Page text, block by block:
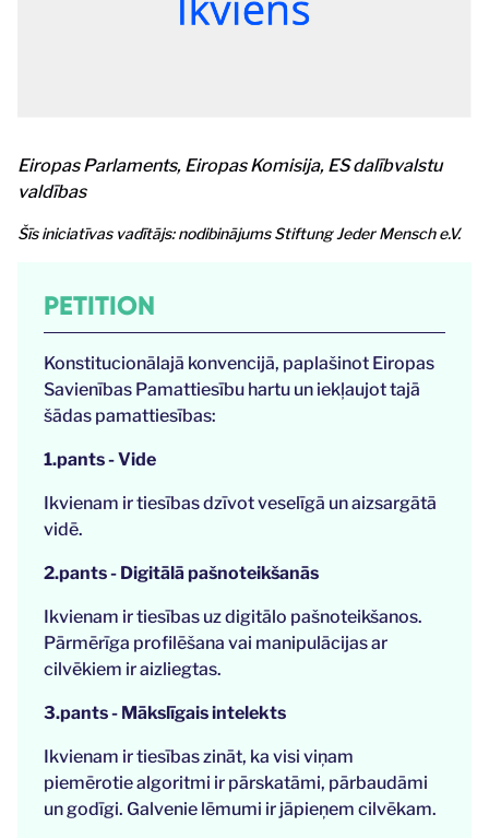
Eiropas Parlaments, Eiropas Komisija, ES dalībvalstu
valdības
Šīs iniciatīvas vadītājs: nodibinājums Stiftung Jeder Mensch e.V.
PETITION
Konstitucionālajā konvencijā, paplašinot Eiropas
Savienības Pamattiesību hartu un iekļaujot tajā
šādas pamattiesības:
1.pants - Vide
Ikvienam ir tiesības dzīvot veselīgā un aizsargātā
vidē.
2.pants - Digitālā pašnoteikšanās
Ikvienam ir tiesības uz digitālo pašnoteikšanos.
Pārmērīga profilēšana vai manipulācijas ar
cilvēkiem ir aizliegtas.
3.pants - Mākslīgais intelekts
Ikvienam ir tiesības zināt, ka visi viņam
piemērotie algoritmi ir pārskatāmi, pārbaudāmi
un godīgi. Galvenie lēmumi ir jāpieņem cilvēkam.